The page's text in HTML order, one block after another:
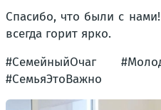
Спасибо, что были с
всегда горит ярко.
#СемейныйОчаг
#СемьяЭтоВажно